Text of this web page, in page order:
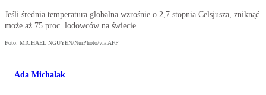
Jeśli średnia temperatura globalna wzrośnie o 2,7 stopnia Celsjusza, zniknąć
może aż 75 proc. lodowców na świecie.
Foto: MICHAEL NGUYEN/NurPhoto/via AFP
Ada Michalak